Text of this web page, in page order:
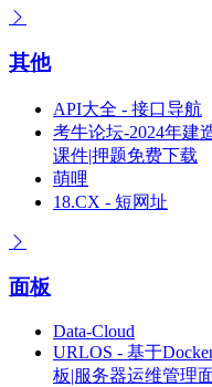
其他
API大全 - 接口导航
考牛论坛-2024年建
课件|押题免费下载
萌哩
18.CX - 短网址
面板
Data-Cloud
URLOS - 基于
板|服务器运维管理